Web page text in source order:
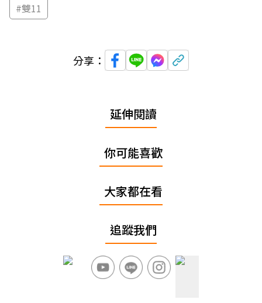
#雙11
分享：
延伸閱讀
你可能喜歡
大家都在看
追蹤我們